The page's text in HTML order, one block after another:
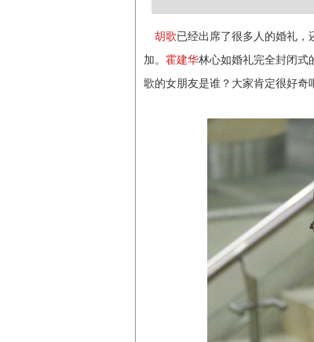
胡歌已经出席了很多人的婚礼，
加。 霍建华林心如婚礼完全封闭式
歌的女朋友是谁？大家肯定很好奇